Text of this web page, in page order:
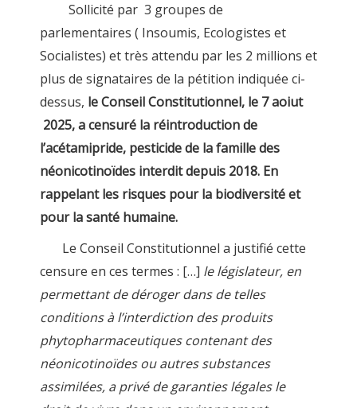
Sollicité par 3 groupes de
parlementaires ( Insoumis, Ecologistes et
Socialistes) et très attendu par les 2 millions et
plus de signataires de la pétition indiquée ci-
dessus, le Conseil Constitutionnel, le 7 aoiut
2025, a censuré la réintroduction de
l’acétamipride, pesticide de la famille des
néonicotinoïdes interdit depuis 2018. En
rappelant les risques pour la biodiversité et
pour la santé humaine.
Le Conseil Constitutionnel a justifié cette
censure en ces termes : […] le législateur, en
permettant de déroger dans de telles
conditions à l’interdiction des produits
phytopharmaceutiques contenant des
néonicotinoïdes ou autres substances
assimilées, a privé de garanties légales le